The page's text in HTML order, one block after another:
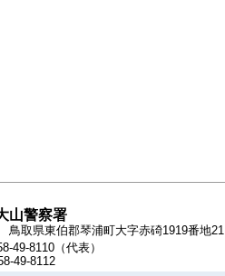
山警察署
取県東伯郡琴浦町大字赤碕1919番地21
8110（代表）
49-8112